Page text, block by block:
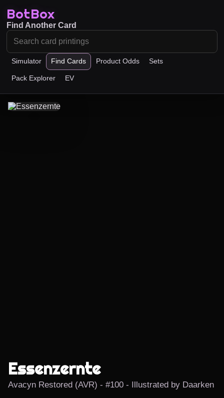
BotBox
Simulator Find Cards Product Odds Sets
Pack Explorer EV
Find Another Card
Essenzernte
Avacyn Restored (AVR) - #100 - Illustrated by Daarken